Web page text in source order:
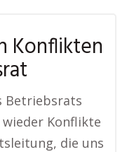
Konflikten
Betriebsrats
Konflikte
die uns